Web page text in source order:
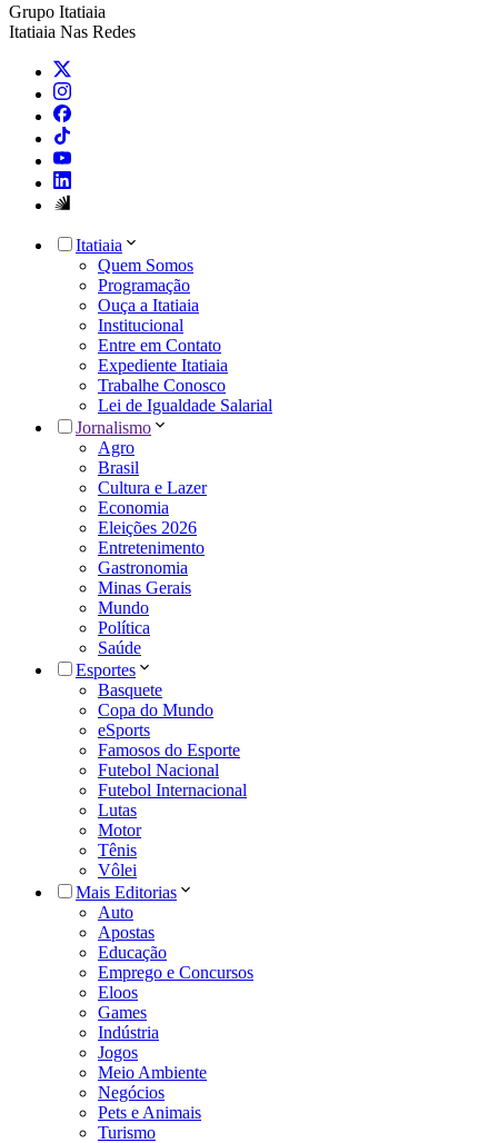
Grupo Itatiaia
Itatiaia Nas Redes
Itatiaia
Quem Somos
Programação
Ouça a Itatiaia
Institucional
Entre em Contato
Expediente Itatiaia
Trabalhe Conosco
Lei de Igualdade Salarial
Jornalismo
Agro
Brasil
Cultura e Lazer
Economia
Eleições 2026
Entretenimento
Gastronomia
Minas Gerais
Mundo
Política
Saúde
Esportes
Basquete
Copa do Mundo
eSports
Famosos do Esporte
Futebol Nacional
Futebol Internacional
Lutas
Motor
Tênis
Vôlei
Mais Editorias
Auto
Apostas
Educação
Emprego e Concursos
Eloos
Games
Indústria
Jogos
Meio Ambiente
Negócios
Pets e Animais
Turismo